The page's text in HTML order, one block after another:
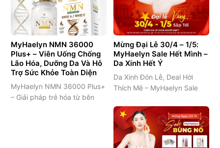
bộ đôi không thể thiếu nếu
muốn sở hữu làn da sáng
khỏe, đều màu và hạn chế
các dấu hiệu lão…
yếu tố này khiến da dễ khô
căng, kích ứng, bong tróc và
xuất hiện dấu hiệu…
MyHaelyn NMN 36000
Plus+ – Viên Uống Chống
Lão Hóa, Dưỡng Da Và Hỗ
Trợ Sức Khỏe Toàn Diện
MyHaelyn NMN 36000 Plus+
– Giải pháp trẻ hóa từ bên
Mừng Đại Lễ 30/4 – 1/5:
MyHaelyn Sale Hết Mình –
Da Xinh Hết Ý
Da Xinh Đón Lễ, Deal Hời
Thích Mê – MyHaelyn Sale
Kỳ nghỉ lễ 30/4 và 1/5 là dịp
để mọi người nghỉ ngơi, thư
giãn và tái tạo năng lượng
sau những ngày làm việc